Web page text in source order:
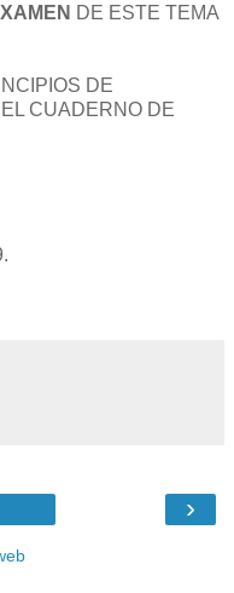
DE ESTE TEMA
DE
CUADERNO DE
›